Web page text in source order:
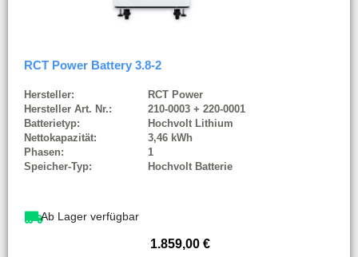
RCT Power Battery 3.8-2
Hersteller:
RCT Power
Hersteller Art. Nr.:
210-0003 + 220-0001
Batterietyp:
Hochvolt Lithium
Nettokapazität:
3,46 kWh
Phasen:
1
Speicher-Typ:
Hochvolt Batterie
Ab Lager verfügbar
1.859,00 €